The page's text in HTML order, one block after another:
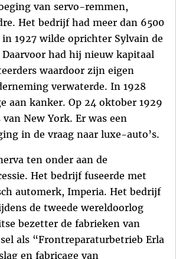
van servo-remmen,
Het bedrijf had meer dan 6500
1927 wilde oprichter Sylvain de
had hij nieuw kapitaal
waardoor zijn eigen
verwaterde. In 1928
aan kanker. Op 24 oktober 1929
New York. Er was een
in de vraag naar luxe-auto’s.
ten onder aan de
Het bedrijf fuseerde met
automerk, Imperia. Het bedrijf
de tweede wereldoorlog
bezetter de fabrieken van
als “Frontreparaturbetrieb Erla
en fabricage van